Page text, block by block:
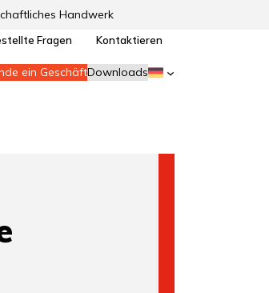
Handwerk
Fragen Kontaktieren
ein GeschäftDownloads